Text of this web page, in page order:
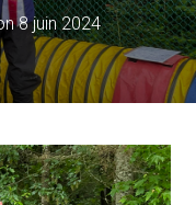
/
F
E
R
M
L
A
N
8 juin 2024